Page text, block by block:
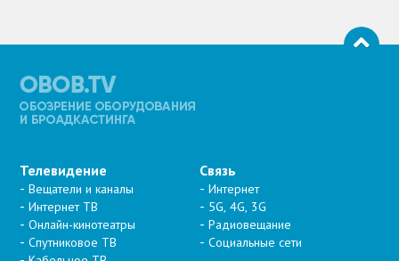
Телевидение
Вещатели и каналы
Интернет ТВ
Онлайн-кинотеатры
Спутниковое ТВ
Связь
Интернет
5G, 4G, 3G
Радиовещание
Социальные сети